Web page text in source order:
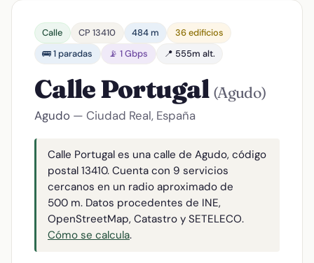
Calle CP 13410 484 m
36 edificios
🚌 1 paradas
📡 1 Gbps 📍 555m alt.
Calle Portugal (Agudo)
Agudo — Ciudad Real, España
Calle Portugal es una calle de Agudo, código
postal 13410. Cuenta con 9 servicios
cercanos en un radio aproximado de
500 m. Datos procedentes de INE,
OpenStreetMap, Catastro y SETELECO.
Cómo se calcula.